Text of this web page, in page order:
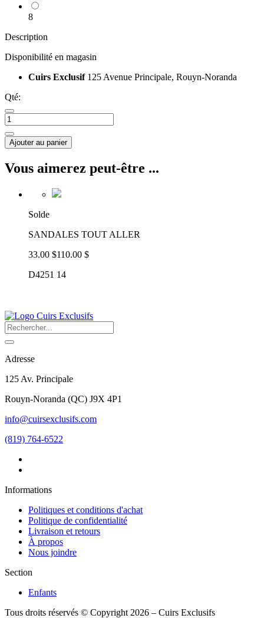
8
Description
Disponibilité en magasin
Cuirs Exclusif 125 Avenue Principale, Rouyn-Noranda
Qté:
Ajouter au panier
Vous aimerez peut-être ...
Solde
SANDALES TOUT ALLER
33.00 $110.00 $
D4251 14
Adresse
125 Av. Principale
Rouyn-Noranda (QC) J9X 4P1
info@cuirsexclusifs.com
(819) 764-6522
Informations
Politiques et conditions d'achat
Politique de confidentialité
Livraison et retours
À propos
Nous joindre
Section
Enfants
Tous droits réservés © Copyright 2026 – Cuirs Exclusifs